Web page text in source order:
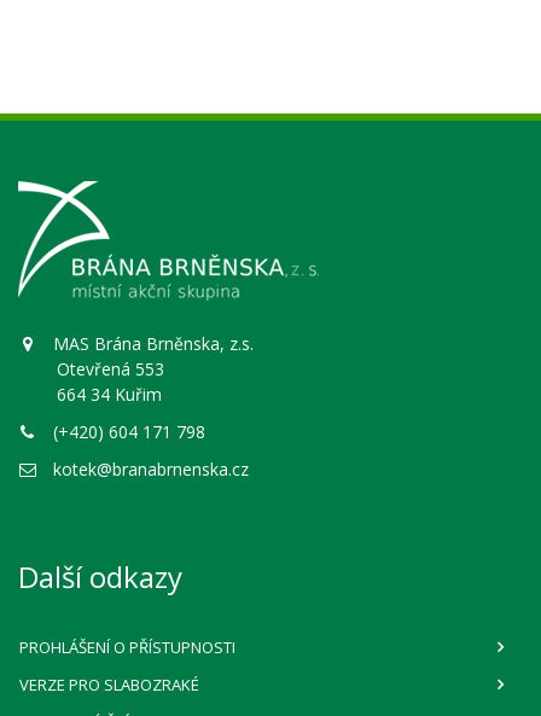
MAS Brána Brněnska, z.s.
Otevřená 553
664 34 Kuřim
(+420) 604 171 798
kotek@branabrnenska.cz
Další odkazy
PROHLÁŠENÍ O PŘÍSTUPNOSTI
VERZE PRO SLABOZRAKÉ